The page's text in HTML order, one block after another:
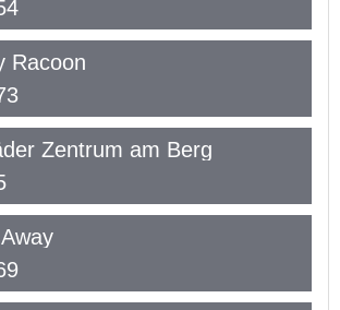
Racoon
Zentrum am Berg